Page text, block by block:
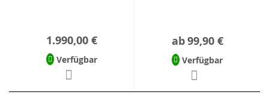
1.990,00 €
Verfügbar
ab99,90 €
Verfügbar